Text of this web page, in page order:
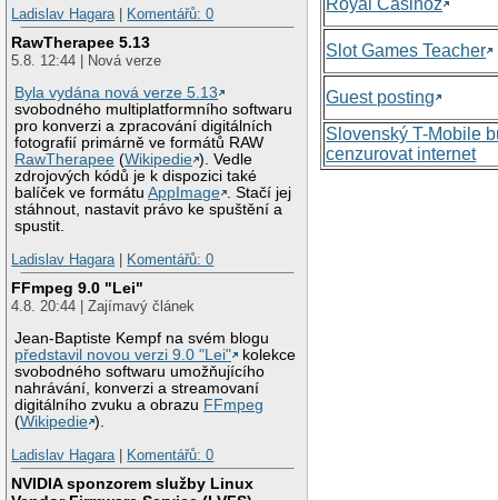
Ladislav Hagara
Komentářů: 0
RawTherapee 5.13
5.8. 12:44 | Nová verze
Byla vydána nová verze 5.13
svobodného multiplatformního softwaru
pro konverzi a zpracování digitálních
fotografií primárně ve formátů RAW
RawTherapee (Wikipedie ). Vedle
zdrojových kódů je k dispozici také
balíček ve formátuAppImage . Stačí jej
stáhnout, nastavit právo ke spuštění a
spustit.
Ladislav Hagara
Komentářů: 0
FFmpeg 9.0 "Lei"
4.8. 20:44 | Zajímavý článek
Jean-Baptiste Kempf na svém blogu
představil novou verzi 9.0 "Lei"
kolekce
svobodného softwaru umožňujícího
nahrávání, konverzi a streamovaní
digitálního zvuku a obrazu FFmpeg
(Wikipedie ).
Ladislav Hagara
Komentářů: 0
NVIDIA sponzorem služby Linux
Slot Games Teacher
Guest posting
Slovenský T-Mobile
cenzurovat internet